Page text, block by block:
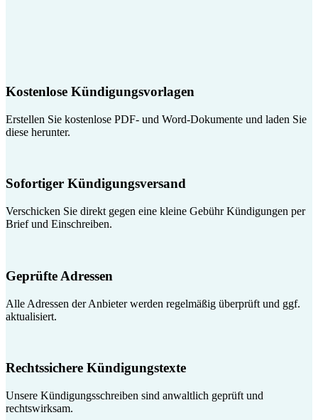
Kostenlose Kündigungsvorlagen
Erstellen Sie kostenlose PDF- und Word-Dokumente und laden Sie
diese herunter.
Sofortiger Kündigungsversand
Verschicken Sie direkt gegen eine kleine Gebühr Kündigungen per
Brief und Einschreiben.
Geprüfte Adressen
Alle Adressen der Anbieter werden regelmäßig überprüft und ggf.
aktualisiert.
Rechtssichere Kündigungstexte
Unsere Kündigungsschreiben sind anwaltlich geprüft und
rechtswirksam.